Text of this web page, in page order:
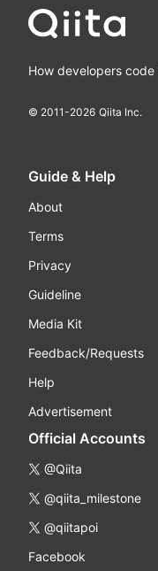
How developers code
© 2011-2026 Qiita Inc.
Guide & Help
About
Terms
Privacy
Guideline
Media Kit
Feedback/Requests
Help
Advertisement
Official Accounts
@Qiita
@qiita_milestone
@qiitapoi
Facebook